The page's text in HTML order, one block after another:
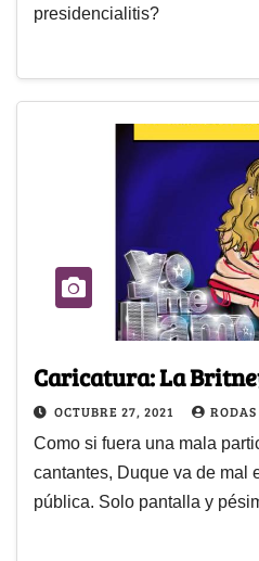
presidencialitis?
Caricatura: La
OCTUBRE 27, 2021
Como si fuera una mala
cantantes, Duque va de mal
pública. Solo pantalla y